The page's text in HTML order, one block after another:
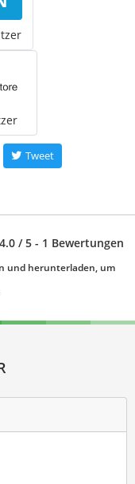
Tweet
4.0 / 5 - 1 Bewertungen
und herunterladen, um